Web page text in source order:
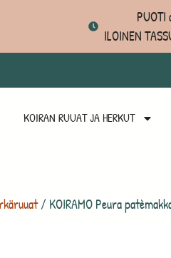
ILOINEN
KOIRAN RUUAT JA HERKUT
/ KOIRAMO Peura